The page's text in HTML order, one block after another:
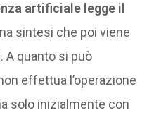
artificiale legge il
sintesi che poi viene
A quanto si può
effettua l’operazione
solo inizialmente con